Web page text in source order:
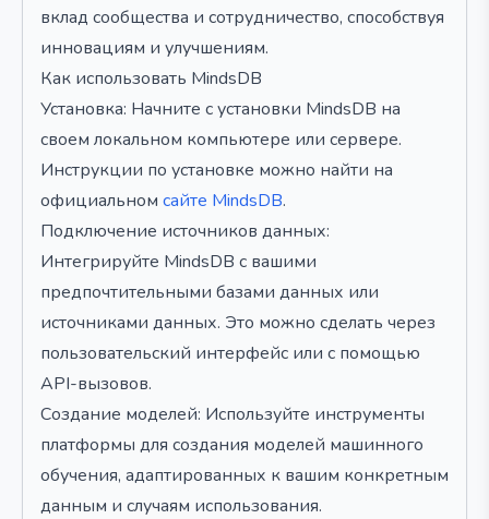
вклад сообщества и сотрудничество, способствуя
инновациям и улучшениям.
Как использовать MindsDB
Установка: Начните с установки MindsDB на
своем локальном компьютере или сервере.
Инструкции по установке можно найти на
официальном сайте MindsDB.
Подключение источников данных:
Интегрируйте MindsDB с вашими
предпочтительными базами данных или
источниками данных. Это можно сделать через
пользовательский интерфейс или с помощью
API-вызовов.
Создание моделей: Используйте инструменты
платформы для создания моделей машинного
обучения, адаптированных к вашим конкретным
данным и случаям использования.